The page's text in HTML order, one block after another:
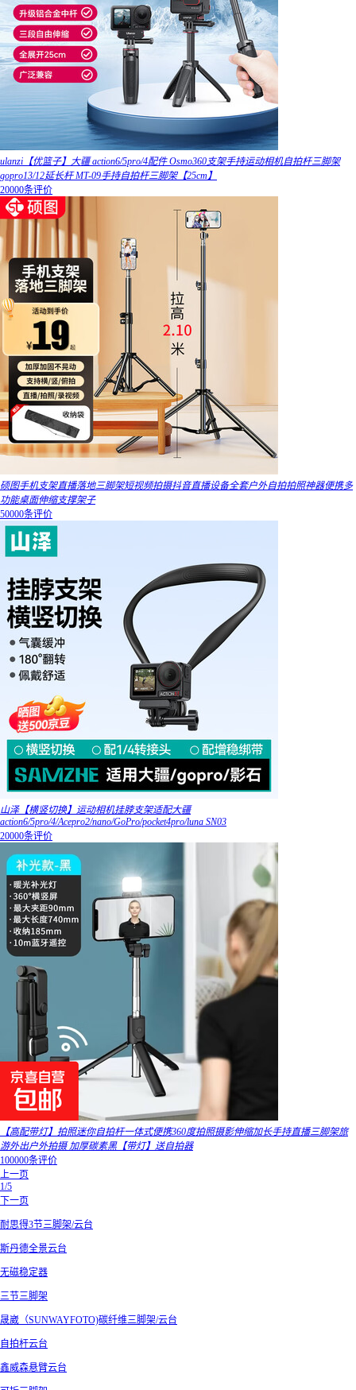
ulanzi【优篮子】大疆 action6/5pro/4配件 Osmo360支架手持运动相机自拍杆三脚架
gopro13/12延长杆 MT-09手持自拍杆三脚架【25cm】
20000条评价
硕图手机支架直播落地三脚架短视频拍摄抖音直播设备全套户外自拍拍照神器便携多
功能桌面伸缩支撑架子
50000条评价
山泽【横竖切换】运动相机挂脖支架适配大疆
action6/5pro/4/Acepro2/nano/GoPro/pocket4pro/luna SN03
20000条评价
【高配带灯】拍照迷你自拍杆一体式便携360度拍照摄影伸缩加长手持直播三脚架旅
游外出户外拍摄 加厚碳素黑【带灯】送自拍器
100000条评价
上一页
1/5
下一页
耐思得3节三脚架/云台
斯丹德全景云台
无磁稳定器
三节三脚架
晟崴（SUNWAYFOTO)碳纤维三脚架/云台
自拍杆云台
鑫威森悬臂云台